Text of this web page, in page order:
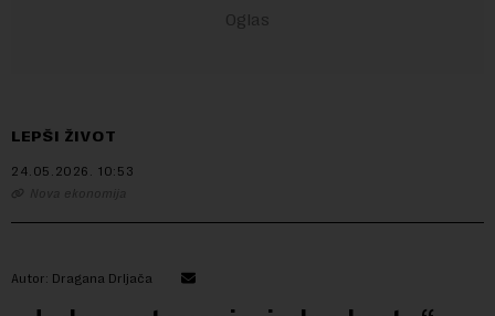
LEPŠI ŽIVOT
24.05.2026. 10:53
Nova ekonomija
Autor: Dragana Drljača